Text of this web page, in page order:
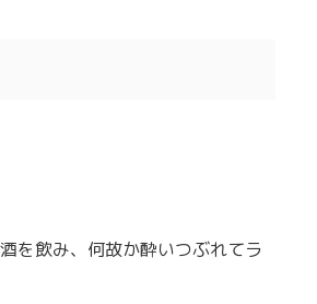
を飲み、何故か酔いつぶれてラ